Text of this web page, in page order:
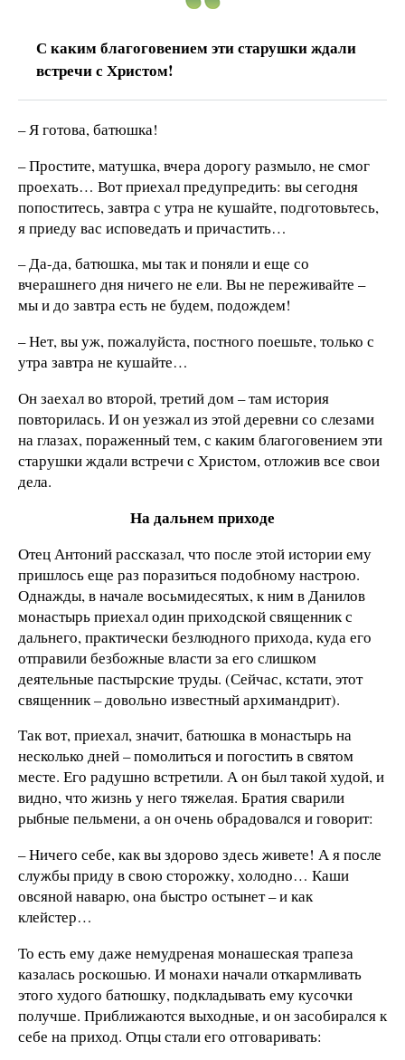
С каким благоговением эти старушки ждали
встречи с Христом!
– Я готова, батюшка!
– Простите, матушка, вчера дорогу размыло, не смог
проехать… Вот приехал предупредить: вы сегодня
попоститесь, завтра с утра не кушайте, подготовьтесь,
я приеду вас исповедать и причастить…
– Да-да, батюшка, мы так и поняли и еще со
вчерашнего дня ничего не ели. Вы не переживайте –
мы и до завтра есть не будем, подождем!
– Нет, вы уж, пожалуйста, постного поешьте, только с
утра завтра не кушайте…
Он заехал во второй, третий дом – там история
повторилась. И он уезжал из этой деревни со слезами
на глазах, пораженный тем, с каким благоговением эти
старушки ждали встречи с Христом, отложив все свои
дела.
На дальнем приходе
Отец Антоний рассказал, что после этой истории ему
пришлось еще раз поразиться подобному настрою.
Однажды, в начале восьмидесятых, к ним в Данилов
монастырь приехал один приходской священник с
дальнего, практически безлюдного прихода, куда его
отправили безбожные власти за его слишком
деятельные пастырские труды. (Сейчас, кстати, этот
священник – довольно известный архимандрит).
Так вот, приехал, значит, батюшка в монастырь на
несколько дней – помолиться и погостить в святом
месте. Его радушно встретили. А он был такой худой, и
видно, что жизнь у него тяжелая. Братия сварили
рыбные пельмени, а он очень обрадовался и говорит:
– Ничего себе, как вы здорово здесь живете! А я после
службы приду в свою сторожку, холодно… Каши
овсяной наварю, она быстро остынет – и как
клейстер…
То есть ему даже немудреная монашеская трапеза
казалась роскошью. И монахи начали откармливать
этого худого батюшку, подкладывать ему кусочки
получше. Приближаются выходные, и он засобирался к
себе на приход. Отцы стали его отговаривать: